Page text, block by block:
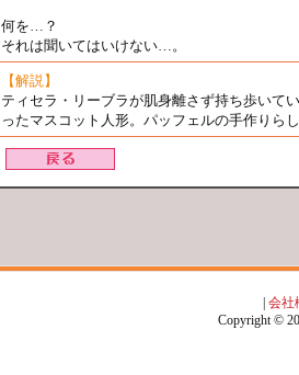
何を…？
それは聞いてはいけない…。
【解説】
ティセラ・リーブラが肌身離さず持ち歩いて
ったマスコット人形。パッフェルの手作りら
会社
Copyright ©